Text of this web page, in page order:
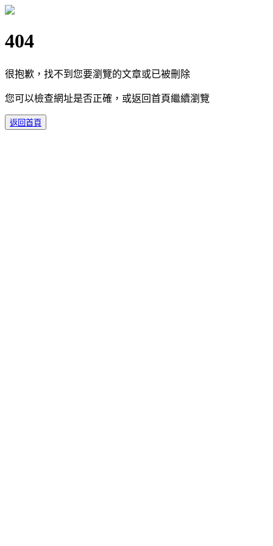
404
很抱歉，找不到您要瀏覽的文章或已被刪除
您可以檢查網址是否正確，或返回首頁繼續瀏覽
返回首頁